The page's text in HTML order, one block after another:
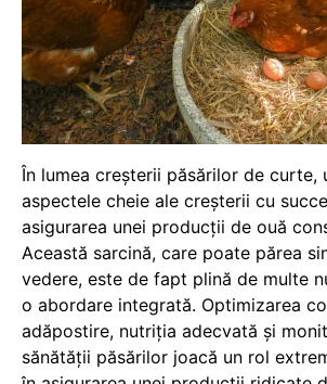
În lumea creșterii păsărilor de curte,
aspectele cheie ale creșterii cu
asigurarea unei producții de ouă
Această sarcină, care poate părea
vedere, este de fapt plină de multe
o abordare integrată. Optimizarea
adăpostire, nutriția adecvată și
sănătății păsărilor joacă un rol